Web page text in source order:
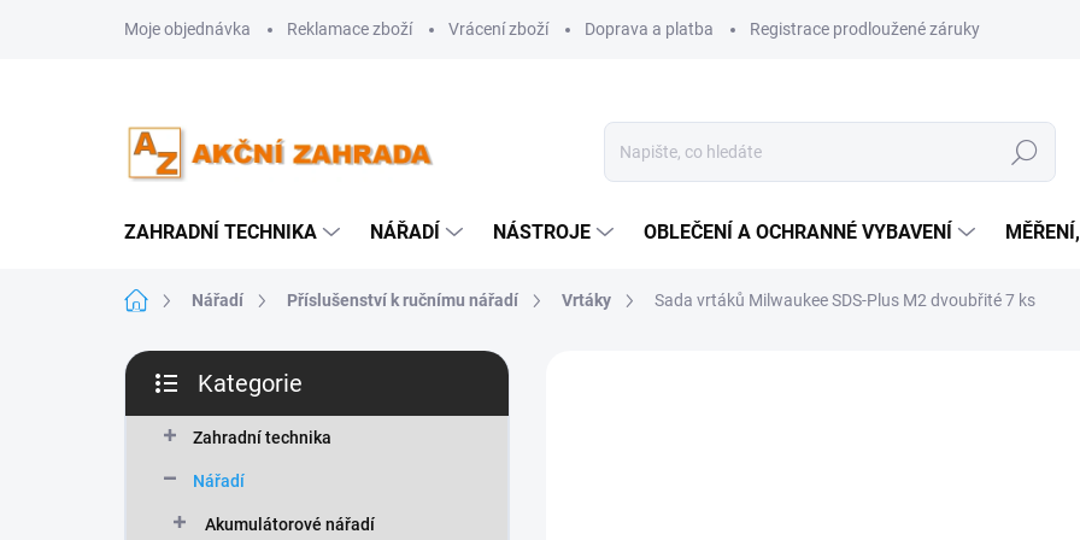
Moje objednávka Reklamace zboží Vrácení zboží Doprava a platba Registrace prodloužené záruky
Hledat
ZAHRADNÍ TECHNIKA NÁŘADÍ NÁSTROJE OBLEČENÍ A OCHRANNÉ VYBAVENÍ
Domů Nářadí Příslušenství k ručnímu nářadí Vrtáky Sada vrtáků Milwaukee SDS-Plus M2 dvoubřité 7 ks
P
s
kategorie
Kategorie
Zahradní technika
Nářadí
Akumulátorové nářadí